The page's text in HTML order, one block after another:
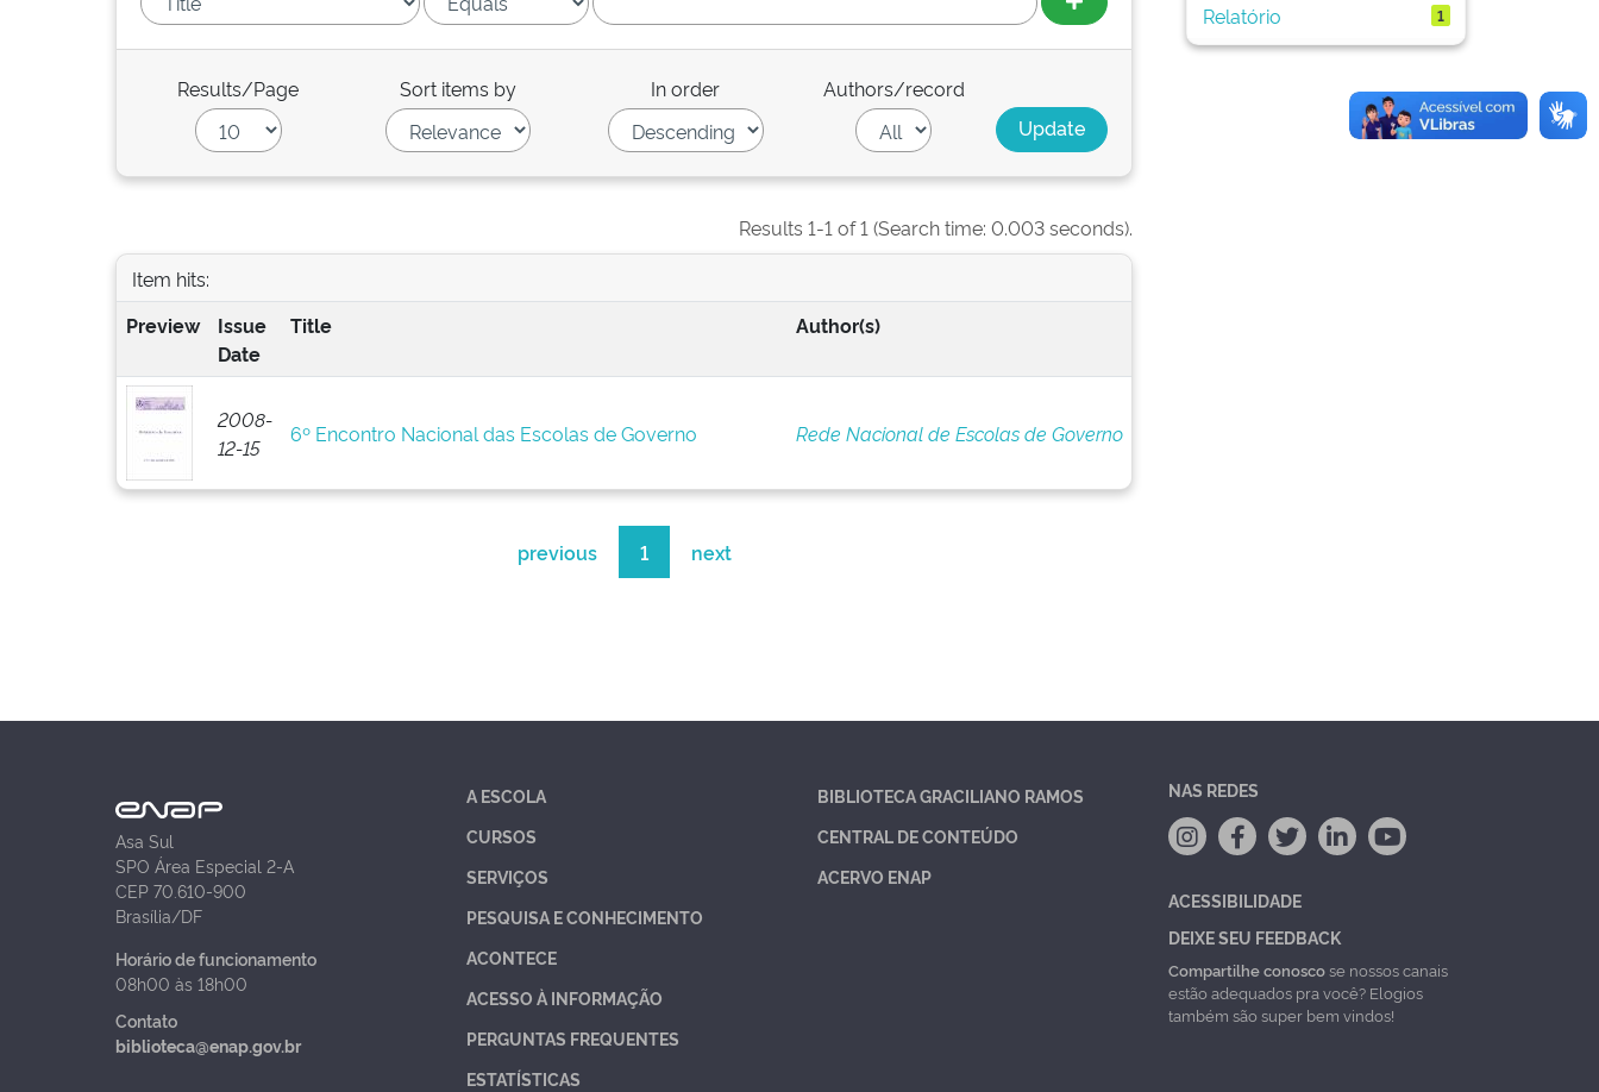
Results/Page Sort items by In order Authors/record
Results 1-1 of 1 (Search time: 0.003 seconds).
Item hits:
Preview
Issue
Date
Title Author(s)
2008-
12-15
6º Encontro Nacional das Escolas de Governo Rede Nacional de Escolas de Governo
previous 1 next
Relatório 1
Asa Sul
SPO Área Especial 2-A
CEP 70.610-900
Brasília/DF
Horário de funcionamento
08h00 às 18h00
Contato
biblioteca@enap.gov.br
A ESCOLA
CURSOS
SERVIÇOS
PESQUISA E CONHECIMENTO
ACONTECE
ACESSO À INFORMAÇÃO
PERGUNTAS FREQUENTES
ESTATÍSTICAS
BIBLIOTECA GRACILIANO RAMOS
CENTRAL DE CONTEÚDO
ACERVO ENAP
NAS REDES
ACESSIBILIDADE
DEIXE SEU FEEDBACK
Compartilhe conoscose nossos canais
estão adequados pra você? Elogios
também são super bem vindos!